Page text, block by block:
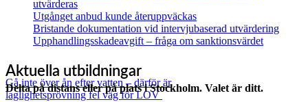
Gå inte över ån efter vatten – därför är
laglighetsprövning fel väg för LOV
utvärderas
Utgånget anbud kunde återuppväckas
Bristande dokumentation vid intervjubaserad utvärdering
Upphandlingsskadeavgift – fråga om sanktionsvärdet
Aktuella utbildningar
Delta på distans eller på plats i Stockholm. Valet är ditt.